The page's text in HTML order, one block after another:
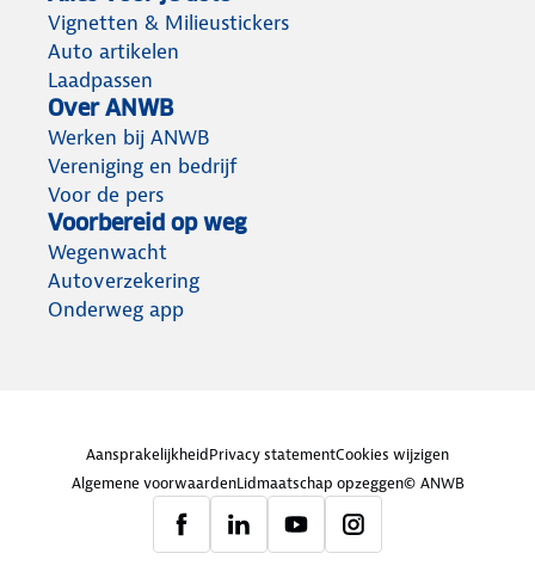
Vignetten & Milieustickers
Auto artikelen
Laadpassen
Over ANWB
Werken bij ANWB
Vereniging en bedrijf
Voor de pers
Voorbereid op weg
Wegenwacht
Autoverzekering
Onderweg app
AansprakelijkheidPrivacy statementCookies wijzigen
Algemene voorwaardenLidmaatschap opzeggen© ANWB